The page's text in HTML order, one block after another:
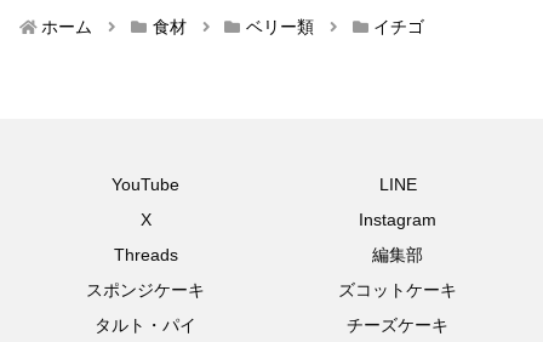
ホーム 食材 ベリー類 イチゴ
YouTube
LINE
X
Instagram
Threads
編集部
スポンジケーキ
ズコットケーキ
タルト・パイ
チーズケーキ